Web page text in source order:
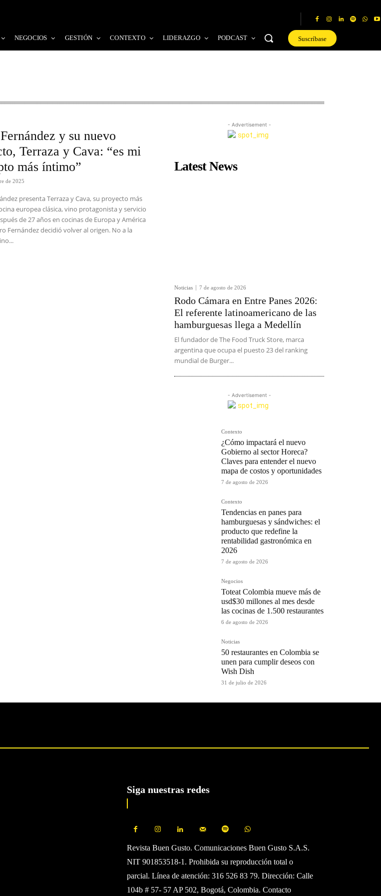
NEGOCIOS GESTIÓN CONTEXTO LIDERAZGO PODCAST Suscríbase
y su nuevo
Terraza y Cava: “es mi
más íntimo”
de 2025
presenta Terraza y Cava, su proyecto más
europea clásica, vino protagonista y servicio
de 27 años en cocinas de Europa y América
Fernández decidió volver al origen. No a la
- Advertisement -
Latest News
Noticias 7 de agosto de 2026
Rodo Cámara en Entre Panes 2026:
El referente latinoamericano de las
hamburguesas llega a Medellín
El fundador de The Food Truck Store, marca
argentina que ocupa el puesto 23 del ranking
mundial de Burger...
- Advertisement -
Contexto
¿Cómo impactará el nuevo
Gobierno al sector Horeca?
Claves para entender el nuevo
mapa de costos y oportunidades
7 de agosto de 2026
Contexto
Tendencias en panes para
hamburguesas y sándwiches: el
producto que redefine la
rentabilidad gastronómica en
2026
7 de agosto de 2026
Negocios
Toteat Colombia mueve más de
usd$30 millones al mes desde
las cocinas de 1.500 restaurantes
6 de agosto de 2026
Noticias
50 restaurantes en Colombia se
unen para cumplir deseos con
Wish Dish
31 de julio de 2026
Siga nuestras redes
Revista Buen Gusto. Comunicaciones Buen Gusto S.A.S.
NIT 901853518-1. Prohibida su reproducción total o
parcial. Línea de atención: 316 526 83 79. Dirección: Calle
104b # 57- 57 AP 502, Bogotá, Colombia. Contacto